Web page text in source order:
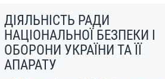
ДІЯЛЬНІСТЬ РАДИ
НАЦІОНАЛЬНОЇ БЕЗПЕКИ І
ОБОРОНИ УКРАЇНИ ТА ЇЇ
АПАРАТУ